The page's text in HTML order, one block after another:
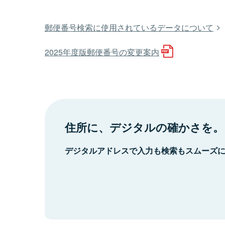
郵便番号検索に使用されているデータについて
2025年度版郵便番号の変更案内
住所に、デジタルの確かさを。
デジタルアドレスで入力も検索もスムーズ